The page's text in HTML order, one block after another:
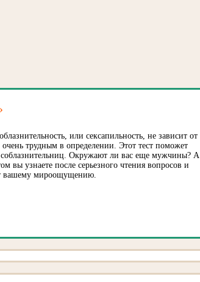
или сексапильность, не зависит от
трудным в определении. Этот тест поможет
Окружают ли вас еще мужчины? А
вы узнаете после серьезного чтения вопросов и
вашему мироощущению.